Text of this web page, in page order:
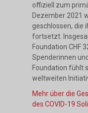
offiziell zum
Dezember 2021
geschlossen, die
fortsetzt.
Foundation CHF
Spenderinnen
Foundation fühlt
weltweiten
Mehr über die
des COVID-19